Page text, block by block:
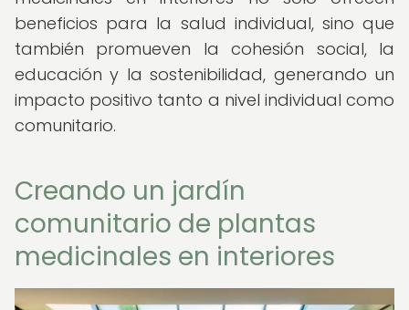
beneficios para la salud individual, sino que
también promueven la cohesión social, la
educación y la sostenibilidad, generando un
impacto positivo tanto a nivel individual como
comunitario.
Creando un jardín
comunitario de plantas
medicinales en interiores